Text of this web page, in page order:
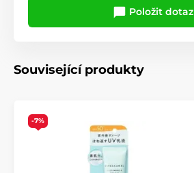
Položit dotaz
Související produkty
-7%